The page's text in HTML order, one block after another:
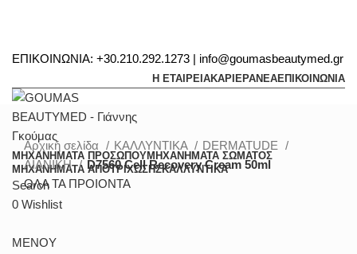
ΕΠΙΚΟΙΝΩΝΙΑ: +30.210.292.1273 | info@goumasbeautymed.gr
Η ΕΤΑΙΡΕΙΑΚΑΡΙΕΡΑΝΕΑΕΠΙΚΟΙΝΩΝΙΑ
ΜΗΧΑΝΗΜΑΤΑ ΠΡΟΣΩΠΟΥΜΗΧΑΝΗΜΑΤΑ ΣΩΜΑΤΟΣ
ΜΗΧΑΝΗΜΑΤΑ ΑΠΟΤΡΙΧΩΣΗΣΚΑΛΛΥΝΤΙΚΑ
Search
0 Wishlist
ΜΕΝΟΥ
Αρχική σελίδα ΚΑΛΛΥΝΤΙΚΑ
DERMATUDE
ΛΙΑΝΙΚΗ
D7560 Cell Recovery Cream 50ml
ΟΛΑ ΤΑ ΠΡΟΙΟΝΤΑ